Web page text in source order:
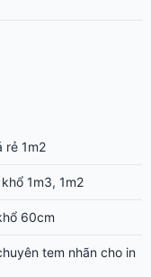
rẻ 1m2
1m3, 1m2
60cm
tem nhãn cho in